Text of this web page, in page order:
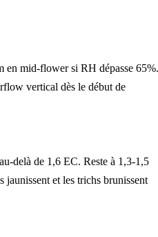
en mid-flower si RH dépasse 65%.
vertical dès le début de
delà de 1,6 EC. Reste à 1,3-1,5
et les trichs brunissent